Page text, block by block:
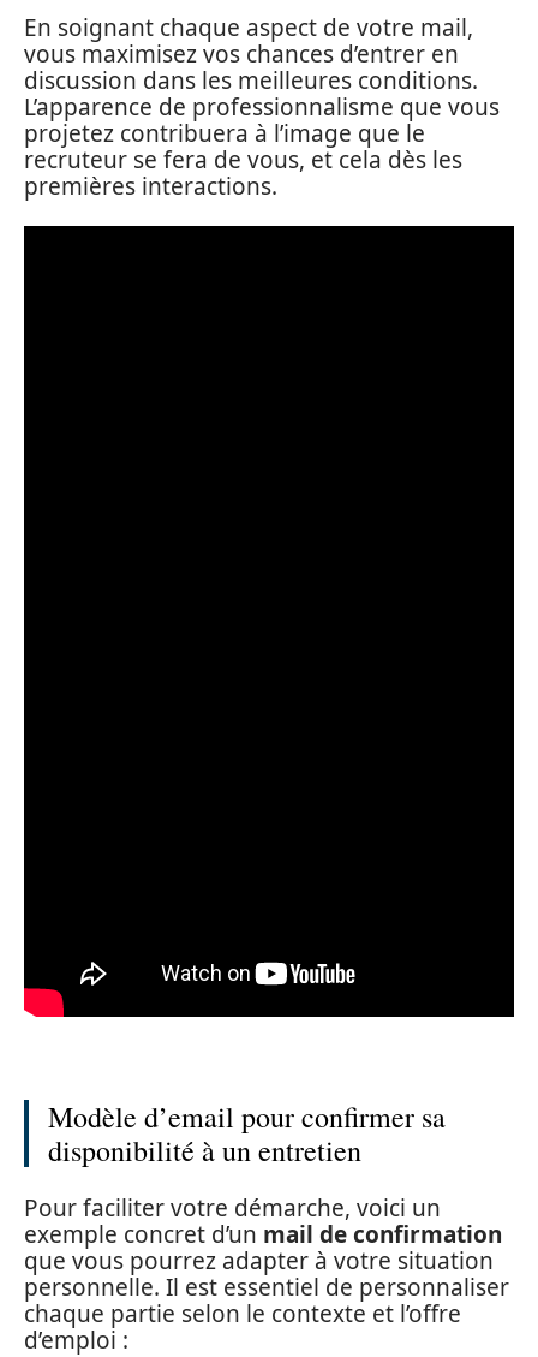
En soignant chaque aspect de votre mail,
vous maximisez vos chances d’entrer en
discussion dans les meilleures conditions.
L’apparence de professionnalisme que vous
projetez contribuera à l’image que le
recruteur se fera de vous, et cela dès les
premières interactions.
Modèle d’email pour confirmer sa
disponibilité à un entretien
Pour faciliter votre démarche, voici un
exemple concret d’un mail de confirmation
que vous pourrez adapter à votre situation
personnelle. Il est essentiel de personnaliser
chaque partie selon le contexte et l’offre
d’emploi :